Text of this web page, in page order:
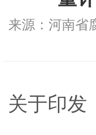
来源：河南省
关于印发